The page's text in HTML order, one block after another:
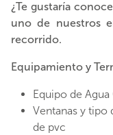
¿Te gustaría
uno de nuestros
recorrido.
Equipamiento y
Equipo de
Ventanas y
de pvc